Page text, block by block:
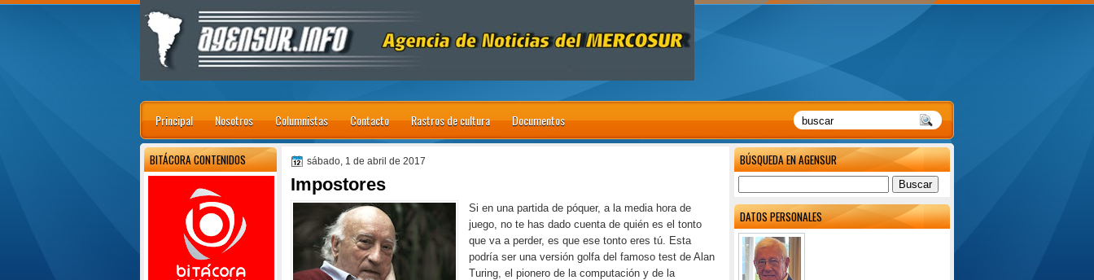
Principal Nosotros Columnistas Contacto Rastros de cultura Documentos
BÚSQUEDA EN AGENSUR
DATOS PERSONALES
sábado, 1 de abril de 2017
Impostores
Si en una partida de póquer, a la media hora de
juego, no te has dado cuenta de quién es el tonto
que va a perder, es que ese tonto eres tú. Esta
podría ser una versión golfa del famoso test de Alan
Turing, el pionero de la computación y de la
BITÁCORA CONTENIDOS